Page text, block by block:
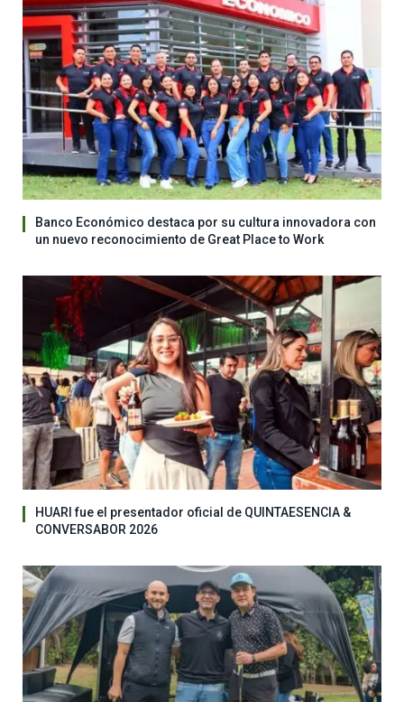
Banco Económico destaca por su cultura innovadora con
un nuevo reconocimiento de Great Place to Work
HUARI fue el presentador oficial de QUINTAESENCIA &
CONVERSABOR 2026